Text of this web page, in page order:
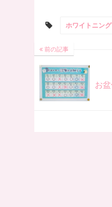
ホワイトニング
前の記事
お